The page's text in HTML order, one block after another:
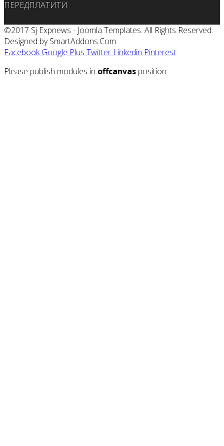
ПЕРЕДПЛАТИТИ
©2017 Sj Expnews - Joomla Templates. All Rights Reserved.
Designed by SmartAddons.Com
Facebook Google Plus Twitter Linkedin Pinterest
Please publish modules in offcanvas position.